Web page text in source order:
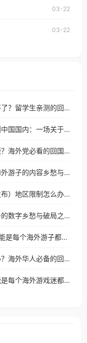
遇到这个问题
制」的问题，无论人在
03-22
03-22
海外看电视地区限制怎么办下载不了？留学生亲测的回国加速方案（附2026世界杯观赛技巧）
在菲律宾用陌陌怎么把定位修改到中国国内：一场关于归属感与连接的探索
比利时怎么打不开美团外卖商家版？海外党必看的回国加速全攻略
时刻新闻国外地区限制怎么办？海外游子的内容乡愁与破局之路
在美国用国务院客户端（国务院发布）地区限制怎么办？3步解决海外看国内内容难题
瑞士怎么打不开蒙速办？海外游子的数字乡愁与破局之路
B站会员在国外能用吗知乎？这可能是每个海外游子都问过的问题
在越南用乐视视频地区限制怎么办？海外华人必备的回国加速攻略
怎么在国外玩隐形守护者？这可能是每个海外游戏迷都问过的问题